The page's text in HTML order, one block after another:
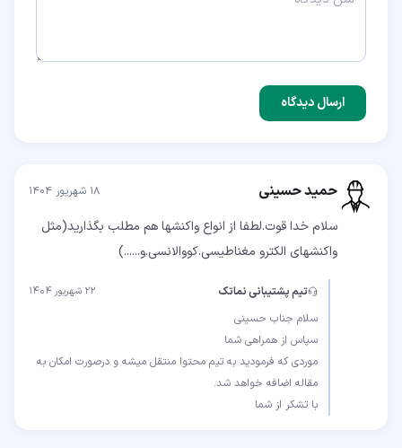
ارسال دیدگاه
حمید حسینی ۱۸ شهریور ۱۴۰۴
سلام خدا قوت.لطفا از انواع واکنشها هم مطلب بگذارید(مثل
واکنشهای الکترو مغناطیسی.کووالانسی.و......)
تیم پشتیبانی نماتک ۲۲ شهریور ۱۴۰۴
موردی که فرمودید به تیم محتوا منتقل میشه و درصورت امکان به
با تشکر از شما